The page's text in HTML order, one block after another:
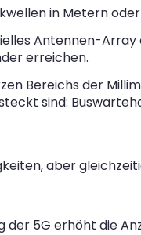
in Metern
Antennen-
erreichen.
Bereichs der
sind:
aber
der 5G erhöht die